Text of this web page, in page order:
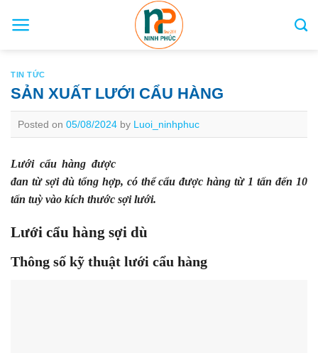
TIN TỨC
SẢN XUẤT LƯỚI CẨU HÀNG
Posted on 05/08/2024 by Luoi_ninhphuc
Lưới cẩu hàng được
đan từ sợi dù tổng hợp, có thể cẩu được hàng từ 1 tấn đến 10
tấn tuỳ vào kích thước sợi lưới.
Lưới cẩu hàng sợi dù
Thông số kỹ thuật lưới cẩu hàng